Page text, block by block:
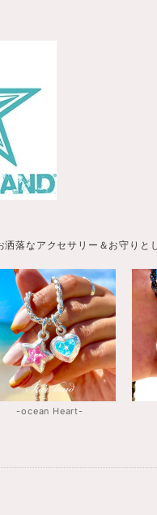
洒落なアクセサリー＆お守り
-ocean Heart-